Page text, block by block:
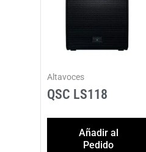
Altavoces
QSC LS118
Añadir al
Pedido